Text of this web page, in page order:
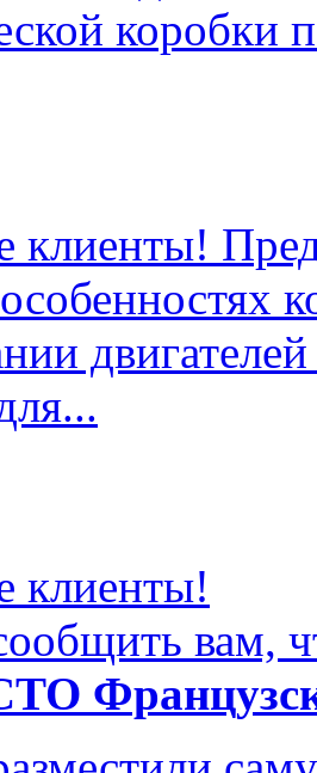
коробки
клиенты!
клиенты!
вам,